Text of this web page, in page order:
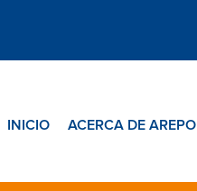
INICIO ACERCA DE AREPO